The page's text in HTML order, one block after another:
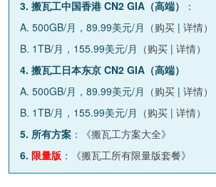
3. 搬瓦工中国香港 CN2 GIA（高端）
：
A. 500GB/月，89.99美元/月（购买 | 详情）
B. 1TB/月，155.99美元/月（购买 | 详情）
4. 搬瓦工日本东京 CN2 GIA（高端）
A. 500GB/月，89.99美元/月（购买 | 详情）
B. 1TB/月，155.99美元/月（购买 | 详情）
5. 所有方案 ：《搬瓦工方案大全》
6. 限量版 ：《搬瓦工所有限量版套餐》